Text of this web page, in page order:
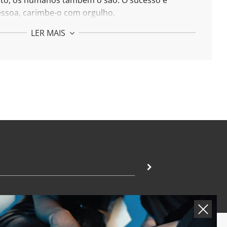
carimbe-o com orgulho.
família. A base do amor incondicional.
LER MAIS